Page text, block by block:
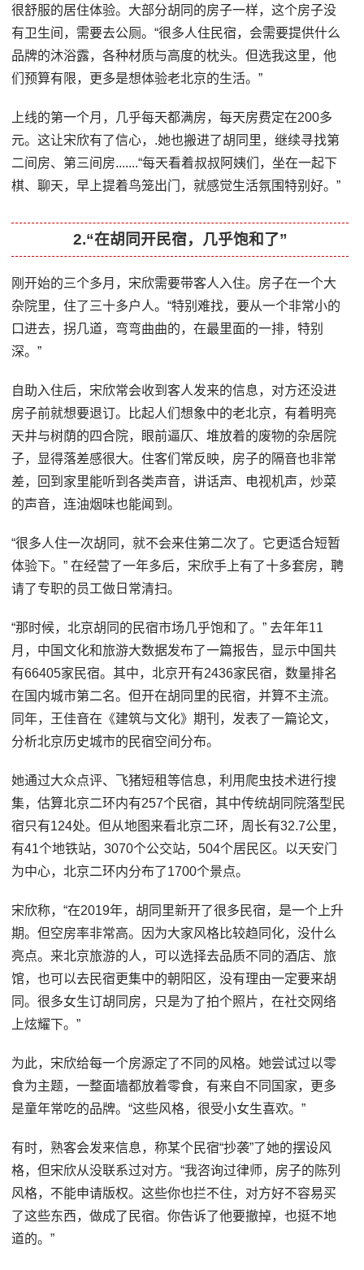
很舒服的居住体验。大部分胡同的房子一样，这个房子没
有卫生间，需要去公厕。“很多人住民宿，会需要提供什么
品牌的沐浴露，各种材质与高度的枕头。但选我这里，他
们预算有限，更多是想体验老北京的生活。”
上线的第一个月，几乎每天都满房，每天房费定在200多
元。这让宋欣有了信心，.她也搬进了胡同里，继续寻找第
二间房、第三间房.......“每天看着叔叔阿姨们，坐在一起下
棋、聊天，早上提着鸟笼出门，就感觉生活氛围特别好。”
2.“在胡同开民宿，几乎饱和了”
刚开始的三个多月，宋欣需要带客人入住。房子在一个大
杂院里，住了三十多户人。“特别难找，要从一个非常小的
口进去，拐几道，弯弯曲曲的，在最里面的一排，特别
深。”
自助入住后，宋欣常会收到客人发来的信息，对方还没进
房子前就想要退订。比起人们想象中的老北京，有着明亮
天井与树荫的四合院，眼前逼仄、堆放着的废物的杂居院
子，显得落差感很大。住客们常反映，房子的隔音也非常
差，回到家里能听到各类声音，讲话声、电视机声，炒菜
的声音，连油烟味也能闻到。
“很多人住一次胡同，就不会来住第二次了。它更适合短暂
体验下。” 在经营了一年多后，宋欣手上有了十多套房，聘
请了专职的员工做日常清扫。
“那时候，北京胡同的民宿市场几乎饱和了。” 去年年11
月，中国文化和旅游大数据发布了一篇报告，显示中国共
有66405家民宿。其中，北京开有2436家民宿，数量排名
在国内城市第二名。但开在胡同里的民宿，并算不主流。
同年，王佳音在《建筑与文化》期刊，发表了一篇论文，
分析北京历史城市的民宿空间分布。
她通过大众点评、飞猪短租等信息，利用爬虫技术进行搜
集，估算北京二环内有257个民宿，其中传统胡同院落型民
宿只有124处。但从地图来看北京二环，周长有32.7公里，
有41个地铁站，3070个公交站，504个居民区。以天安门
为中心，北京二环内分布了1700个景点。
宋欣称，“在2019年，胡同里新开了很多民宿，是一个上升
期。但空房率非常高。因为大家风格比较趋同化，没什么
亮点。来北京旅游的人，可以选择去品质不同的酒店、旅
馆，也可以去民宿更集中的朝阳区，没有理由一定要来胡
同。很多女生订胡同房，只是为了拍个照片，在社交网络
上炫耀下。”
为此，宋欣给每一个房源定了不同的风格。她尝试过以零
食为主题，一整面墙都放着零食，有来自不同国家，更多
是童年常吃的品牌。“这些风格，很受小女生喜欢。”
有时，熟客会发来信息，称某个民宿“抄袭”了她的摆设风
格，但宋欣从没联系过对方。“我咨询过律师，房子的陈列
风格，不能申请版权。这些你也拦不住，对方好不容易买
了这些东西，做成了民宿。你告诉了他要撤掉，也挺不地
道的。”